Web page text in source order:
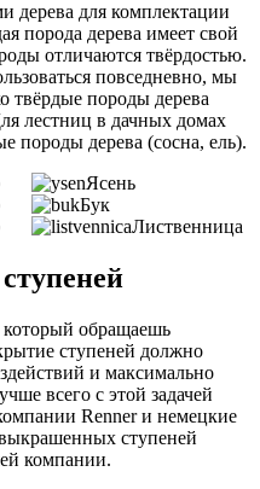
дерева для комплектации
порода дерева имеет свой
отличаются твёрдостью.
повседневно, мы
твёрдые породы дерева
лестниц в дачных домах
породы дерева (сосна, ель).
Ясень
Бук
Лиственница
обращаешь
ступеней должно
и максимально
всего с этой задачей
Renner и немецкие
ступеней
компании.